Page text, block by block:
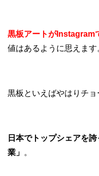
黒板アートがInstagram
値はあるように思えます
黒板といえばやはりチョ
日本でトップシェアを
業」 。